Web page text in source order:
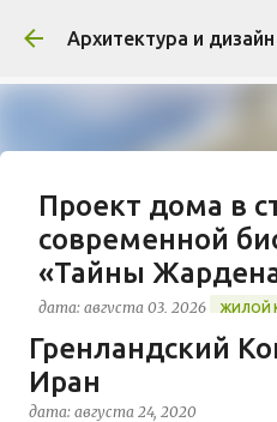
К
Архитектура и дизайн
Проект дома в
современной
«Тайны
дата: августа 03, 2026 ЖИЛОЙ
В марте 2026 года в
строительство знакового
«Jardins Secrets» от бюро
Гренландский
Иран
дата: августа 24, 2020